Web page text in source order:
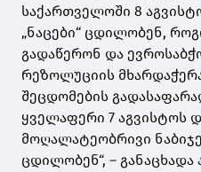
საქართველოში 8
„ნაცები“ ცდილობენ,
გადაწერონ და
რეზოლუციის
შეცდომების
ყველაფერი 7 აგვისტოს
მოღალატეობრივი
ცდილობენ“, –